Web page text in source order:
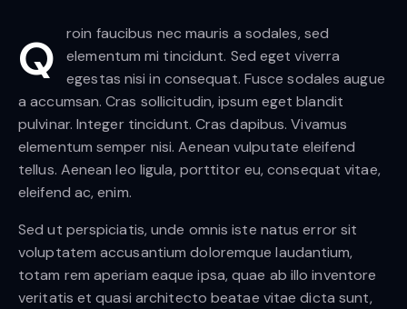
Q
roin faucibus nec mauris a sodales, sed
elementum mi tincidunt. Sed eget viverra
egestas nisi in consequat. Fusce sodales augue
a accumsan. Cras sollicitudin, ipsum eget blandit
pulvinar. Integer tincidunt. Cras dapibus. Vivamus
elementum semper nisi. Aenean vulputate eleifend
tellus. Aenean leo ligula, porttitor eu, consequat vitae,
eleifend ac, enim.
Sed ut perspiciatis, unde omnis iste natus error sit
voluptatem accusantium doloremque laudantium,
totam rem aperiam eaque ipsa, quae ab illo inventore
veritatis et quasi architecto beatae vitae dicta sunt,